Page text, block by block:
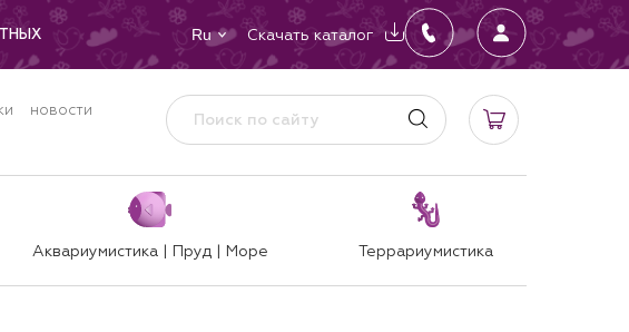
Ru Скачать каталог
НОВОСТИ
Аквариумистика | Пруд | Море Террариумистика